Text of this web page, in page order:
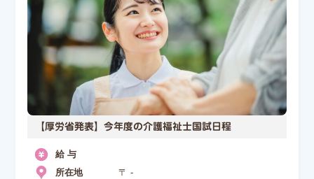
【厚労省発表】今年度の介護福祉士国試日程
給 与
所在地
〒 -